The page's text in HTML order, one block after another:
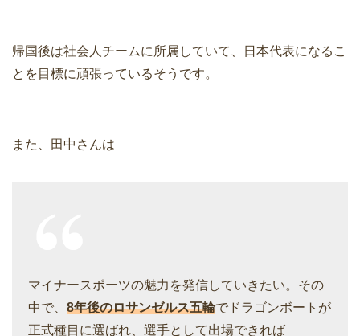
帰国後は社会人チームに所属していて、日本代表になるこ
とを目標に頑張っているそうです。
また、田中さんは
マイナースポーツの魅力を発信していきたい。その
中で、 8年後のロサンゼルス五輪でドラゴンボートが
正式種目に選ばれ、選手として出場できれば